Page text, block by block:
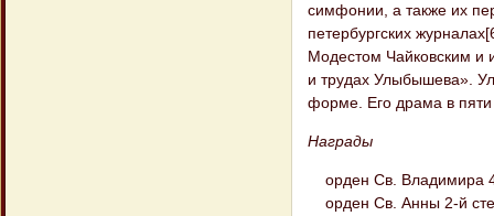
симфонии, а также их
петербургских
Модестом Чайковским и
и трудах Улыбышева».
форме. Его драма в пяти
Награды
орден Св. Владимира
орден Св. Анны 2-й